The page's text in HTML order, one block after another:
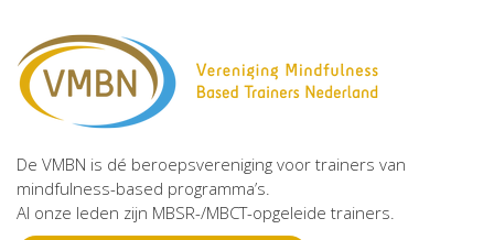
De VMBN is dé beroepsvereniging voor trainers van
mindfulness-based programma’s.
Al onze leden zijn MBSR-/MBCT-opgeleide trainers.